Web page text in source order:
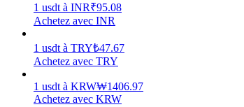
Gagner
1 usdt à INR₹95.08
Achetez avec INR
1 usdt à TRY₺47.67
Achetez avec TRY
1 usdt à KRW₩1406.97
Achetez avec KRW